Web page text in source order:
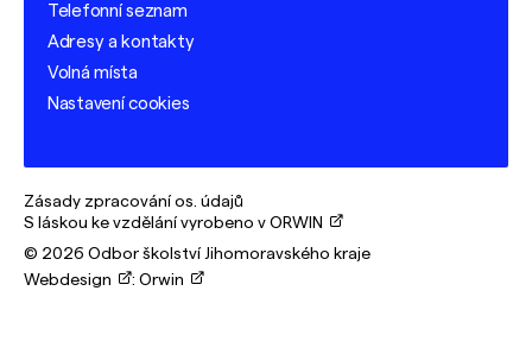
Telefonní seznam
Adresy a kontakty
Volná místa
Nastavení cookies
Zásady zpracování os. údajů
S láskou ke vzdělání vyrobeno v ORWIN
© 2026 Odbor školství Jihomoravského kraje
Webdesign
: Orwin